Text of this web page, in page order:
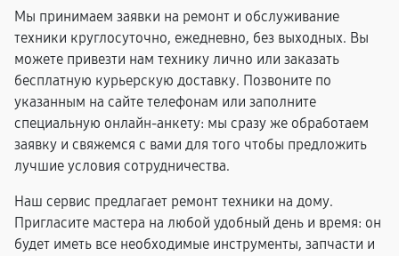
Мы принимаем заявки на ремонт и обслуживание
техники круглосуточно, ежедневно, без выходных. Вы
можете привезти нам технику лично или заказать
бесплатную курьерскую доставку. Позвоните по
указанным на сайте телефонам или заполните
специальную онлайн-анкету: мы сразу же обработаем
заявку и свяжемся с вами для того чтобы предложить
лучшие условия сотрудничества.
Наш сервис предлагает ремонт техники на дому.
Пригласите мастера на любой удобный день и время: он
будет иметь все необходимые инструменты, запчасти и